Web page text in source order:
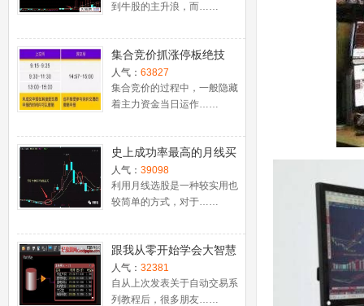
到牛股的主升浪，而……
集合竞价抓涨停板绝技
（附公式源码）
人气： 63827
集合竞价的过程中，一般隐藏
着主力资金当日运作……
史上成功率最高的月线买
入法，精准高效筛选暴涨
牛股，堪称选股法宝！
人气： 39098
利用月线选股是一种较实用也
较简单的方式，对于……
跟我从零开始学会大智慧
股票池自动交易
人气： 32381
自从上次发表关于自动交易系
列教程后，很多朋友……